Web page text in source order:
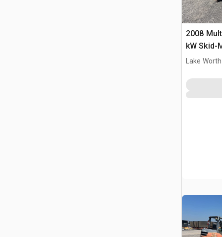
2008
kW Skid-
Lake